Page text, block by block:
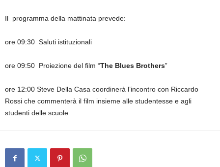
Il programma della mattinata prevede:
ore 09:30 Saluti istituzionali
ore 09:50 Proiezione del film “The Blues Brothers”
ore 12:00 Steve Della Casa coordinerà l’incontro con Riccardo
Rossi che commenterà il film insieme alle studentesse e agli
studenti delle scuole